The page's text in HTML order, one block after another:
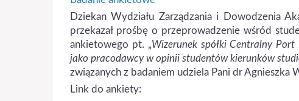
Dziekan Wydziału Zarządzania i Dowodzenia
przekazał prośbę o przeprowadzenie wśród
ankietowego pt. „Wizerunek spółki Centralny
jako pracodawcy w opinii studentów kierunków
związanych z badaniem udziela Pani dr Agnieszka
Link do ankiety: